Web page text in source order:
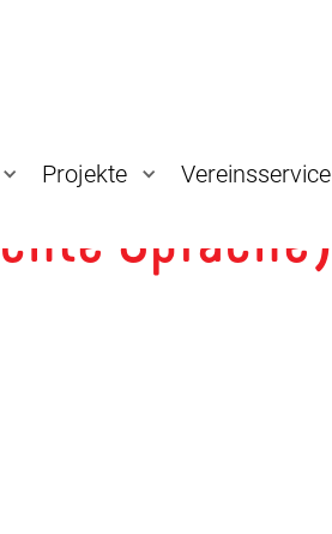
Projekte Vereinsservice
Sprache)